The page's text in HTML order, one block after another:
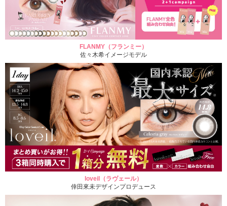
FLANMY（フランミー）
佐々木希イメージモデル
loveil（ラヴェール）
倖田來未デザインプロデュース